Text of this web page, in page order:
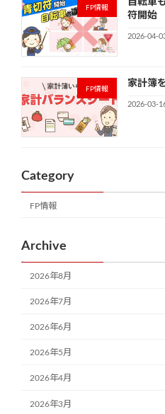
FP情報
自転車
符開始
2026-04-
FP情報
家計簿
2026-03-
Category
FP情報
Archive
2026年8月
2026年7月
2026年6月
2026年5月
2026年4月
2026年3月